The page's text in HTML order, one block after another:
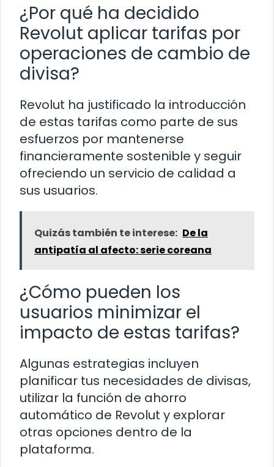
¿Por qué ha decidido
Revolut aplicar tarifas por
operaciones de cambio de
divisa?
Revolut ha justificado la introducción
de estas tarifas como parte de sus
esfuerzos por mantenerse
financieramente sostenible y seguir
ofreciendo un servicio de calidad a
sus usuarios.
Quizás también te interese: De la
antipatía al afecto: serie coreana
¿Cómo pueden los
usuarios minimizar el
impacto de estas tarifas?
Algunas estrategias incluyen
planificar tus necesidades de divisas,
utilizar la función de ahorro
automático de Revolut y explorar
otras opciones dentro de la
plataforma.